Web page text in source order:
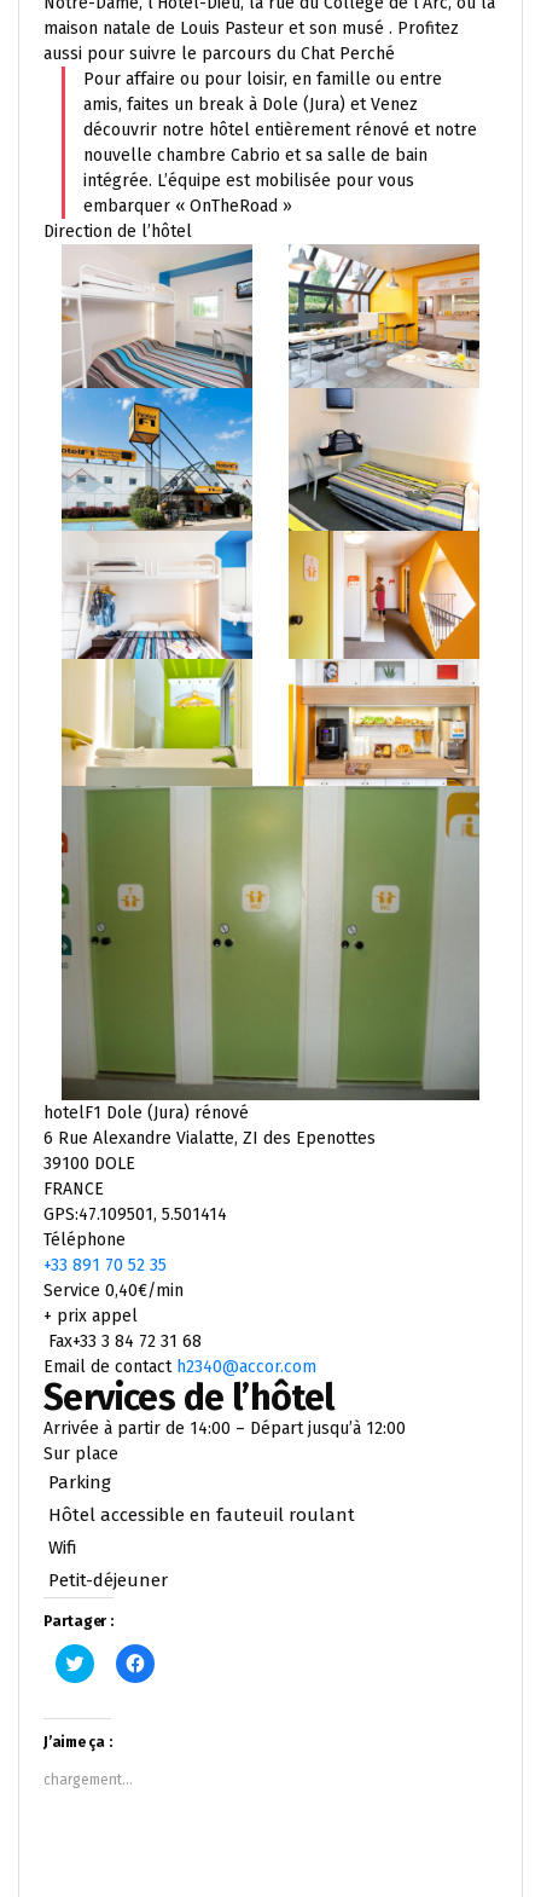
maison natale de Louis Pasteur et son musé . Profitez
aussi pour suivre le parcours du Chat Perché
Pour affaire ou pour loisir, en famille ou entre
amis, faites un break à Dole (Jura) et Venez
découvrir notre hôtel entièrement rénové et notre
nouvelle chambre Cabrio et sa salle de bain
intégrée. L’équipe est mobilisée pour vous
embarquer « OnTheRoad »
Direction de l’hôtel
hotelF1 Dole (Jura) rénové
6 Rue Alexandre Vialatte, ZI des Epenottes
39100 DOLE
FRANCE
GPS:47.109501, 5.501414
Téléphone
+33 891 70 52 35
Service 0,40€/min
+ prix appel
Fax+33 3 84 72 31 68
Email de contact h2340@accor.com
Services de l’hôtel
Arrivée à partir de 14:00 – Départ jusqu’à 12:00
Sur place
Parking
Hôtel accessible en fauteuil roulant
Wifi
Petit-déjeuner
Partager :
Cliquez
pour
Twitter(ouvre
dans
une
nouvelle
fenêtre)
Cliquez
pour
J’aime ça :
chargement…